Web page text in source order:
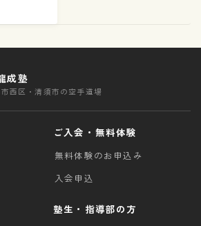
成塾
西区・清須市の空手道場
ご入会・無料体験
無料体験のお申込み
入会申込
塾生・指導部の方